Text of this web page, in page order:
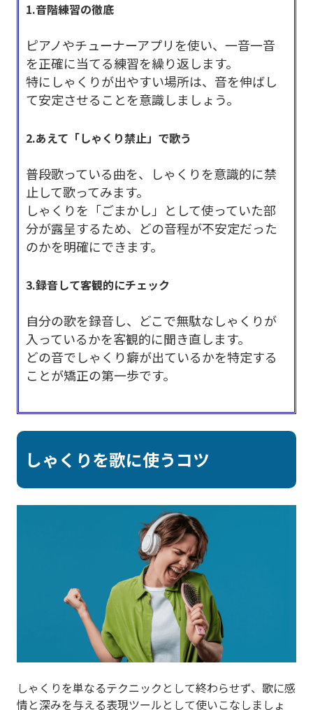
1.音階練習の徹底
ピアノやチューナーアプリを使い、一音一音
を正確に当てる練習を繰り返します。
特にしゃくりが出やすい場所は、音を伸ばし
て安定させることを意識しましょう。
2.あえて「しゃくり禁止」で歌う
普段歌っている曲を、しゃくりを意識的に禁
止して歌ってみます。
しゃくりを「ごまかし」として使っていた部
分が露呈するため、どの音程が不安定だった
のかを明確にできます。
3.録音して客観的にチェック
自分の歌を録音し、どこで無駄なしゃくりが
入っているかを客観的に聞き直します。
どの音でしゃくり癖が出ているかを特定する
ことが矯正の第一歩です。
しゃくりを歌に使うコツ
しゃくりを単なるテクニックとして終わらせず、歌に感
情と深みを与える表現ツールとして使いこなしましょ